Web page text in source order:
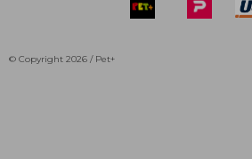
© Copyright 2026 / Pet+